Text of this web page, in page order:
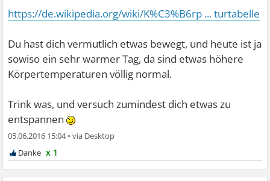
https://de.wikipedia.org/wiki/K%C3%B6rp ... turtabelle
Du hast dich vermutlich etwas bewegt, und heute ist ja
sowiso ein sehr warmer Tag, da sind etwas höhere
Körpertemperaturen völlig normal.
Trink was, und versuch zumindest dich etwas zu
entspannen
05.06.2016 15:04•
x 1